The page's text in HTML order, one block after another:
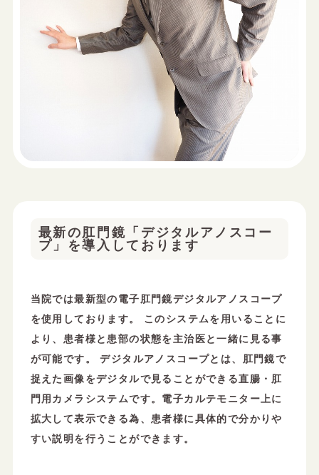
最新の肛門鏡「デジタルアノスコー
プ」を導入しております
当院では最新型の電子肛門鏡デジタルアノスコープ
を使用しております。 このシステムを用いることに
より、患者様と患部の状態を主治医と一緒に見る事
が可能です。 デジタルアノスコープとは、肛門鏡で
捉えた画像をデジタルで見ることができる直腸・肛
門用カメラシステムです。電子カルテモニター上に
拡大して表示できる為、患者様に具体的で分かりや
すい説明を行うことができます。